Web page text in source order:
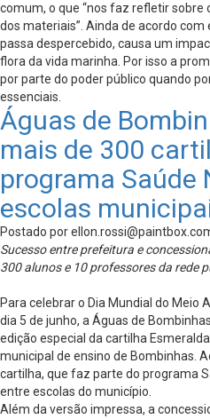
comum, o que “nos faz refletir
dos materiais”. Ainda de acordo
passa despercebido, causa um
flora da vida marinha. Por isso a
por parte do poder público quando
essenciais.
Águas de
mais de 300
programa Saúde
escolas
Postado por
Sucesso entre prefeitura e
300 alunos e 10 professores da rede
Para celebrar o Dia Mundial do
dia 5 de junho, a Águas de
edição especial da cartilha
municipal de ensino de Bombinhas.
cartilha, que faz parte do programa
entre escolas do município.
Além da versão impressa, a